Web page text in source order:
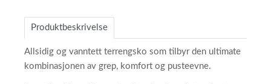
Produktbeskrivelse
Allsidig og vanntett terrengsko som tilbyr den ultimate
kombinasjonen av grep, komfort og pusteevne.